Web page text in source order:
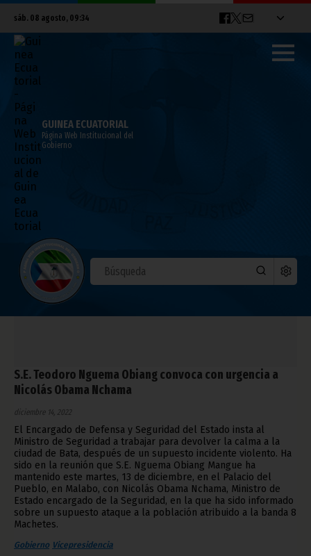
sáb. 08 agosto, 09:34
GUINEA ECUATORIAL
Página Web Institucional del
Gobierno
VICEPRESIDENCIA
S.E. Teodoro Nguema Obiang convoca con urgencia a
Nicolás Obama Nchama
diciembre 14, 2022
El Encargado de Defensa y Seguridad del Estado insta al
Ministro de Seguridad a trabajar para devolver la calma a la
ciudad de Bata, después de un supuesto incidente violento. Ha
sido en la reunión que S.E. Nguema Obiang Mangue ha
mantenido este martes, 13 de diciembre, en el Palacio del
Pueblo, en Malabo, con Nicolás Obama Nchama, Ministro de
Estado encargado de la Seguridad, en la que ha sido informado
sobre un supuesto ataque a la población atribuido a la banda 8
Machetes.
Gobierno Vicepresidencia